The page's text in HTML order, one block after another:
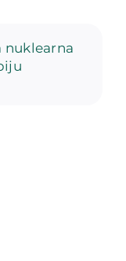
nuklearna